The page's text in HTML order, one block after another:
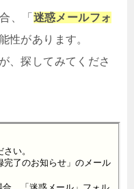
、「 迷惑メールフォ
性があります。
、探してみてくださ